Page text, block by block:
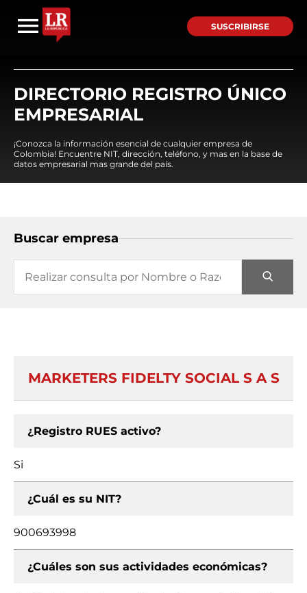
SUSCRIBIRSE
DIRECTORIO REGISTRO ÚNICO
EMPRESARIAL
¡Conozca la información esencial de cualquier empresa de
Colombia! Encuentre NIT, dirección, teléfono, y mas en la base de
datos empresarial mas grande del país.
Buscar empresa
MARKETERS FIDELTY SOCIAL S A S
¿Registro RUES activo?
Si
¿Cuál es su NIT?
900693998
¿Cuáles son sus actividades económicas?